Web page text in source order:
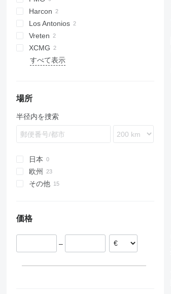
Harcon
Los Antonios
Vreten
XCMG
GR
すべて表示
場所
半径内を捜索
日本
欧州
ノルウェー
スペイン
その他
価格
–